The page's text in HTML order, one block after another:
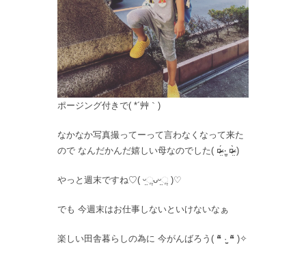
ポージング付きで( *´艸｀)
なかなか写真撮ってーって言わなくなって来た
ので なんだかんだ嬉しい母なのでした( ¤̴̶̷̤́ ‧̫̮ ¤̴̶̷̤̀ )
やっと週末ですね♡( ᵕ̤ૢᴗᵕ̤ૢ )♡
でも 今週末はお仕事しないといけないなぁ
楽しい田舎暮らしの為に 今がんばろう( ❝̆ ·̫̮ ❝̆ )✧